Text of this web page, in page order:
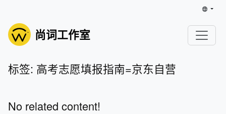
尚词工作室
标签: 高考志愿填报指南=京东自营
No related content!